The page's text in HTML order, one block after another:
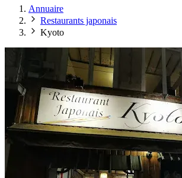
Annuaire
Restaurants japonais
Kyoto